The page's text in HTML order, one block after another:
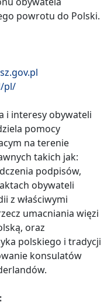
powrotu do Polski.
pl/
i interesy obywateli
pomocy
na terenie
takich jak:
podpisów,
obywateli
z właściwymi
umacniania więzi
oraz
polskiego i tradycji
konsulatów